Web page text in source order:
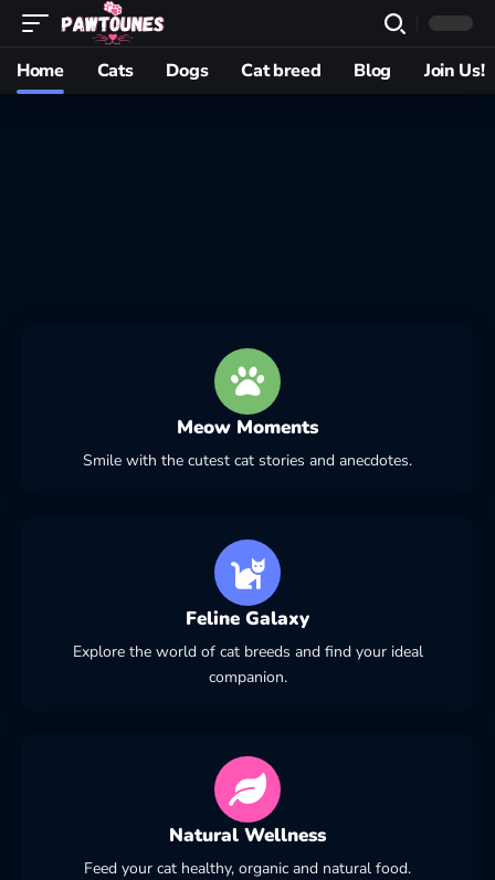
Home Cats Dogs Cat breed Blog Join Us!
Meow Moments
Smile with the cutest cat stories and anecdotes.
Feline Galaxy
Explore the world of cat breeds and find your ideal
companion.
Natural Wellness
Feed your cat healthy, organic and natural food.